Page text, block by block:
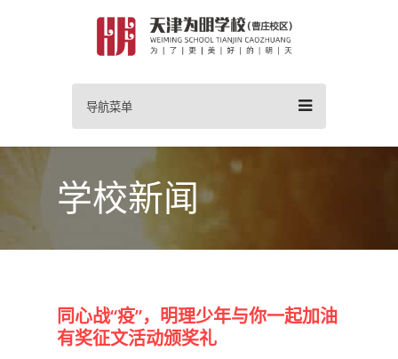
导航菜单
学校新闻
同心战“疫”，明理少年与你一起加油
有奖征文活动颁奖礼